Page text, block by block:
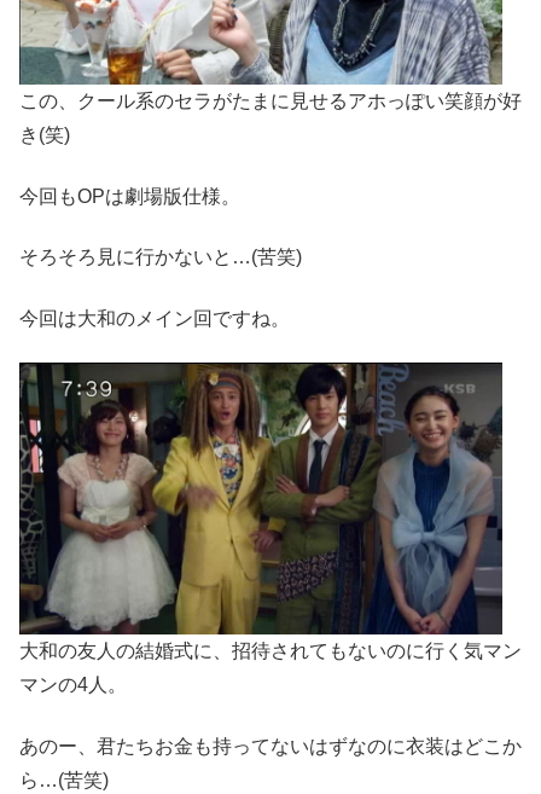
この、クール系のセラがたまに見せるアホっぽい笑顔が好
き(笑)
今回もOPは劇場版仕様。
そろそろ見に行かないと…(苦笑)
今回は大和のメイン回ですね。
大和の友人の結婚式に、招待されてもないのに行く気マン
マンの4人。
あのー、君たちお金も持ってないはずなのに衣装はどこか
ら…(苦笑)